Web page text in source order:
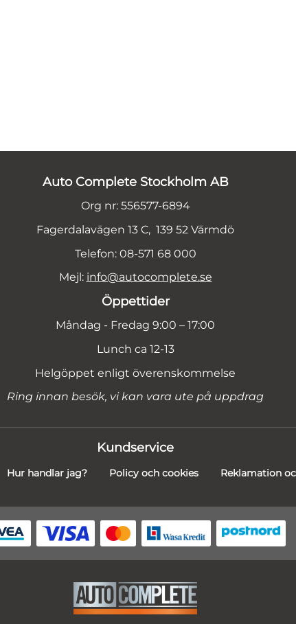
Auto Complete Stockholm AB
Org nr: 556577-6894
Fagerdalavägen 13 C, 139 52 Värmdö
Telefon: 08-571 68 000
Mejl: info@autocomplete.se
Öppettider
Måndag - Fredag 9:00 – 17:00
Lunch ca 12-13
Helgöppet enligt överenskommelse
Ring innan besök, vi kan vara ute på uppdrag
Kundservice
Hur handlar jag? Policy och cookies Reklamation